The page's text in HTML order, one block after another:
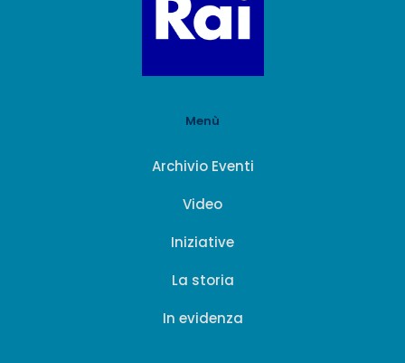
Menù
Archivio Eventi
Video
Iniziative
La storia
In evidenza